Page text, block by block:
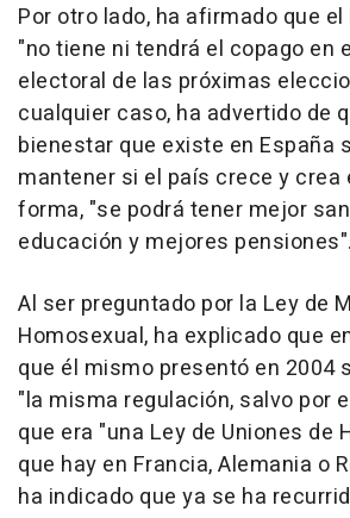
Por otro lado, ha afirmado que
"no tiene ni tendrá el copago en
electoral de las próximas
cualquier caso, ha advertido de
bienestar que existe en España
mantener si el país crece y crea
forma, "se podrá tener mejor
educación y mejores pensiones".
Al ser preguntado por la Ley de
Homosexual, ha explicado que
que él mismo presentó en 2004
"la misma regulación, salvo por
que era "una Ley de Uniones de
que hay en Francia, Alemania o
ha indicado que ya se ha